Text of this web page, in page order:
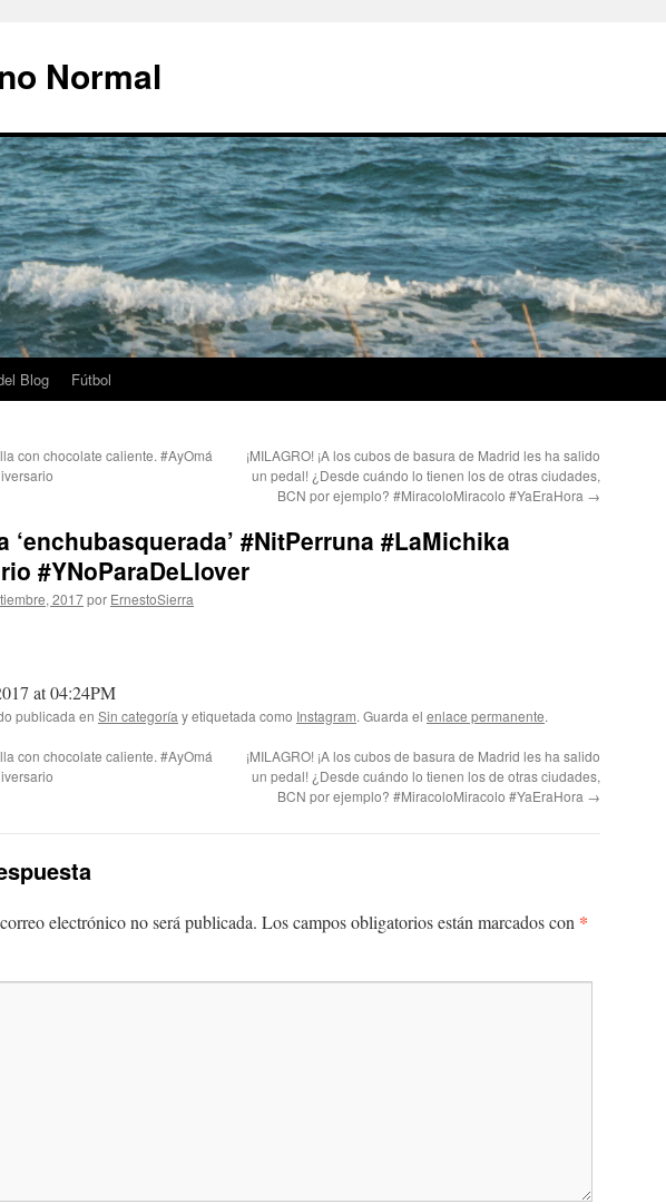
Normal
Blog Fútbol
con chocolate caliente. #AyOmá
¡MILAGRO! ¡A los cubos de basura de Madrid les ha salido
un pedal! ¿Desde cuándo lo tienen los de otras ciudades,
BCN por ejemplo? #MiracoloMiracolo #YaEraHora →
‘enchubasquerada’ #NitPerruna #LaMichika
#YNoParaDeLlover
2017por ErnestoSierra
at 04:24PM
publicada en Sin categoría y etiquetada como Instagram. Guarda el enlace permanente.
con chocolate caliente. #AyOmá
¡MILAGRO! ¡A los cubos de basura de Madrid les ha salido
un pedal! ¿Desde cuándo lo tienen los de otras ciudades,
BCN por ejemplo? #MiracoloMiracolo #YaEraHora →
electrónico no será publicada. Los campos obligatorios están marcados con *